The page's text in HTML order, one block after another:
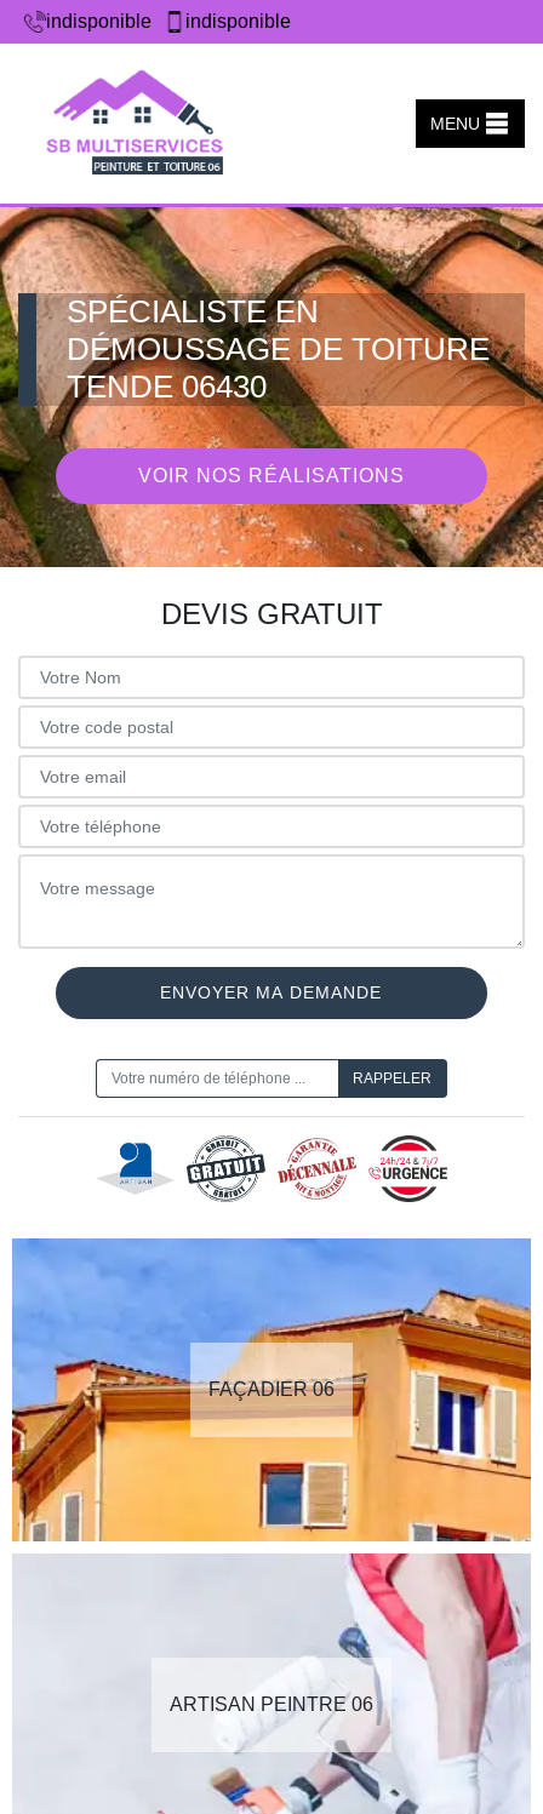
indisponible indisponible
MENU
SPÉCIALISTE EN
DÉMOUSSAGE DE TOITURE
TENDE 06430
VOIR NOS RÉALISATIONS
DEVIS GRATUIT
FAÇADIER 06
ARTISAN PEINTRE 06